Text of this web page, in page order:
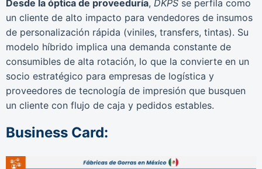
Desde la óptica de proveeduría, DKPS se perfila como
un cliente de alto impacto para vendedores de insumos
de personalización rápida (viniles, transfers, tintas). Su
modelo híbrido implica una demanda constante de
consumibles de alta rotación, lo que la convierte en un
socio estratégico para empresas de logística y
proveedores de tecnología de impresión que busquen
un cliente con flujo de caja y pedidos estables.
Business Card: